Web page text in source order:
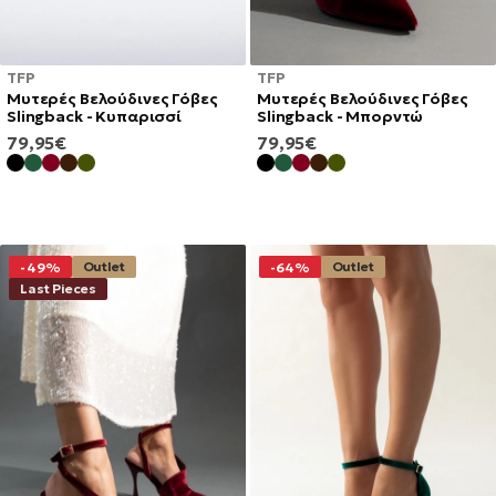
TFP
Μυτερές Βελούδινες Γόβες
Slingback - Κυπαρισσί
ΚΑΝΟΝΙΚΉ
ΤΙΜΉ
79,95€
TFP
Μυτερές Βελούδινες Γόβες
Slingback - Μπορντώ
ΚΑΝΟΝΙΚΉ
ΤΙΜΉ
79,95€
-49%
Outlet
Last Pieces
-64% Outlet